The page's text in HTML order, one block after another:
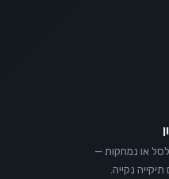
או נמחקות —
נקייה.